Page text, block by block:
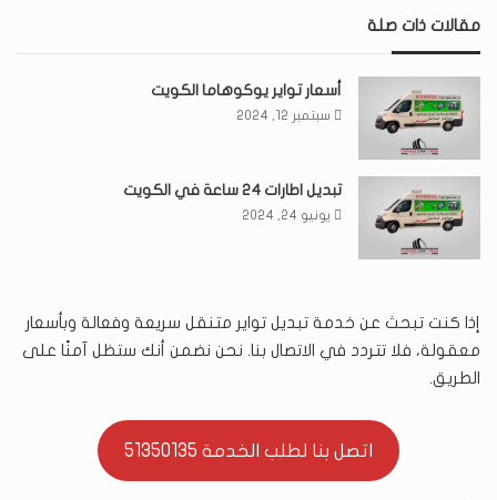
مقالات ذات صلة
أسعار تواير يوكوهاما الكويت
سبتمبر 12, 2024
تبديل اطارات ٢٤ ساعة في الكويت
يونيو 24, 2024
إذا كنت تبحث عن خدمة تبديل تواير متنقل سريعة وفعالة وبأسعار
معقولة، فلا تتردد في الاتصال بنا. نحن نضمن أنك ستظل آمنًا على
الطريق.
اتصل بنا لطلب الخدمة 51350135